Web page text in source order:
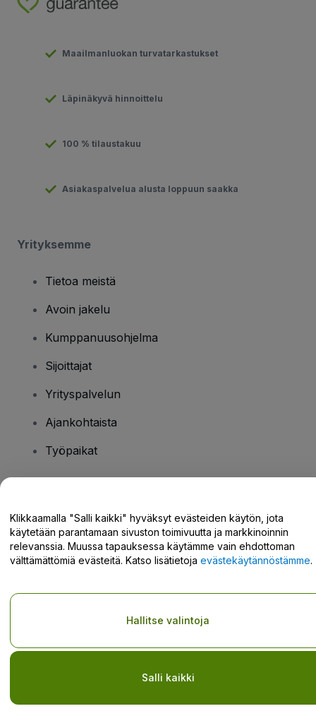
Maailmanluokan turvatarkastukset
Läpinäkyvä hinnoittelu
100 % tilaustakuu
Asiakaspalvelua alusta loppuun saakka
Yrityksemme
Tietoa meistä
Avoin jakelu
Kumppanuusohjelma
Sijoittajat
Yrityspalvelun
Ajankohtaista
Työpaikat
Tukikeskus / Ota meihin yhteyttä
Tekijänoikeus © viagogo GmbH 2026 Yritystiedot
Käyttöehdot
Mobiilitietosuojakäytännön
Klikkaamalla "Salli kaikki" hyväksyt evästeiden käytön, jota
käytetään parantamaan sivuston toimivuutta ja markkinoinnin
relevanssia. Muussa tapauksessa käytämme vain ehdottoman
välttämättömiä evästeitä. Katso lisätietoja evästekäytännöstämme.
Salli kaikki
Hallitse valintoja